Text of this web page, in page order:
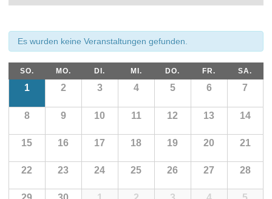
Es wurden keine Veranstaltungen gefunden.
Kalender
von
Kalender
SO. MO. DI. MI. DO. FR. SA.
1 2 3 4 5 6 7
8 9 10 11 12 13 14
15 16 17 18 19 20 21
22 23 24 25 26 27 28